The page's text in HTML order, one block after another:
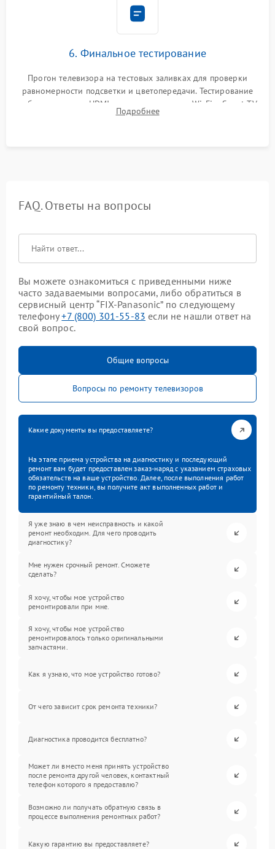
6. Финальное тестирование
Прогон телевизора на тестовых заливках для проверки
равномерности подсветки и цветопередачи. Тестирование
работы разъемов HDMI, динамиков, модуля Wi-Fi и Smart TV
в рабочем режиме в течение нескольких часов.
Подробнее
FAQ. Ответы на вопросы
Вы можете ознакомиться с приведенными ниже
часто задаваемыми вопросами, либо обратиться в
сервисный центр “FIX-Panasonic” по следующему
телефону+7 (800) 301-55-83 если не нашли ответ на
свой вопрос.
Общие вопросы
Вопросы по ремонту телевизоров
Какие документы вы предоставляете?
На этапе приема устройства на диагностику и последующий
ремонт вам будет предоставлен заказ-наряд с указанием страховых
обязательств на ваше устройство. Далее, после выполнения работ
по ремонту техники, вы получите акт выполненных работ и
гарантийный талон.
Я уже знаю в чем неисправность и какой
ремонт необходим. Для чего проводить
диагностику?
Мне нужен срочный ремонт. Сможете
сделать?
Я хочу, чтобы мое устройство
ремонтировали при мне.
Я хочу, чтобы мое устройство
ремонтировалось только оригинальными
запчастями.
Как я узнаю, что мое устройство готово?
От чего зависит срок ремонта техники?
Диагностика проводится бесплатно?
Может ли вместо меня принять устройство
после ремонта другой человек, контактный
телефон которого я предоставлю?
Возможно ли получать обратную связь в
процессе выполнения ремонтных работ?
Какую гарантию вы предоставляете?